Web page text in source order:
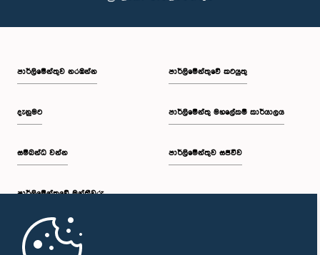
පාර්ලි‌මේන්තුව නරඹන්න
දැනුමට
සම්බන්ධ වන්න
පාර්ලි‌මේන්තුවේ මන්ත්‍රීවරු
මුල් පිටුව
පාර්ලිමේන්තුවේ කටයුතු
පාර්ලිමේන්තු මහලේකම් කාර්යාලය
පාර්ලිමේන්තුව සජීවීව